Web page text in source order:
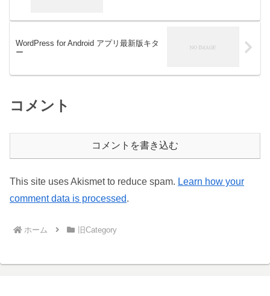
WordPress for Android アプリ最新版キタ
ー
コメント
コメントを書き込む
This site uses Akismet to reduce spam. Learn how your
comment data is processed.
ホーム 旧Category